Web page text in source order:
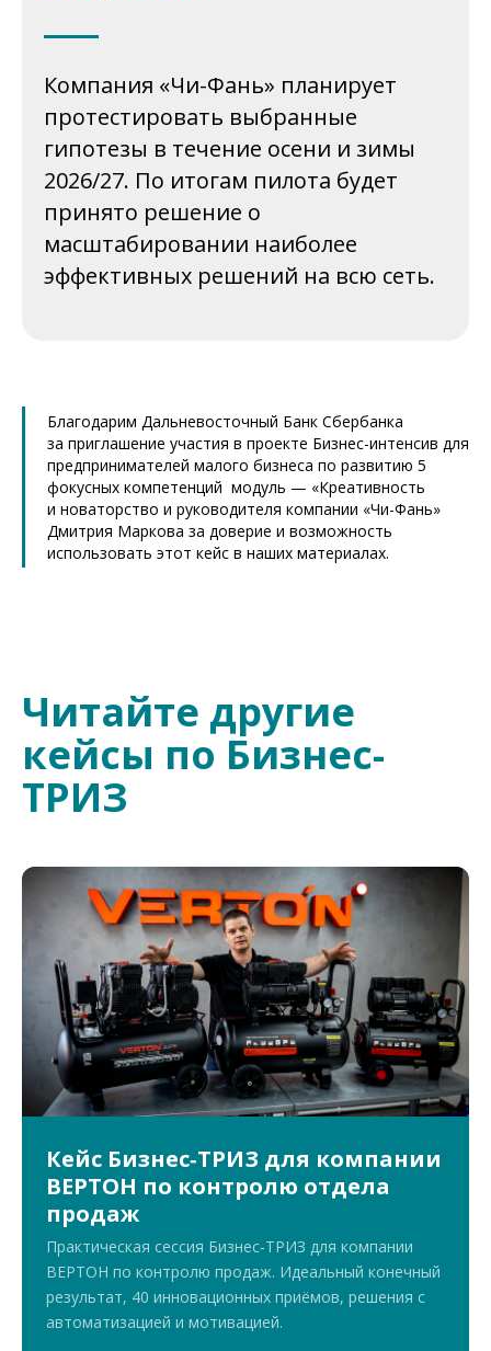
Компания «Чи-Фань» планирует
протестировать выбранные
гипотезы в течение осени и зимы
2026/27. По итогам пилота будет
принято решение о
масштабировании наиболее
эффективных решений на всю сеть.
Благодарим Дальневосточный Банк Сбербанка
за приглашение участия в проекте Бизнес-интенсив для
предпринимателей малого бизнеса по развитию 5
фокусных компетенций модуль — «Креативность
и новаторство и руководителя компании «Чи-Фань»
Дмитрия Маркова за доверие и возможность
использовать этот кейс в наших материалах.
Читайте другие
кейсы по Бизнес-
ТРИЗ
Кейс Бизнес‑ТРИЗ для компании
ВЕРТОН по контролю отдела
продаж
Практическая сессия Бизнес‑ТРИЗ для компании
ВЕРТОН по контролю продаж. Идеальный конечный
результат, 40 инновационных приёмов, решения с
автоматизацией и мотивацией.